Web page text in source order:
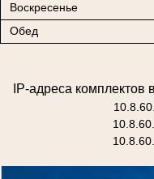
Воскресенье
Обед
IP-адреса